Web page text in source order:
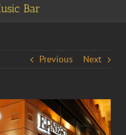
Bar
Previous Next